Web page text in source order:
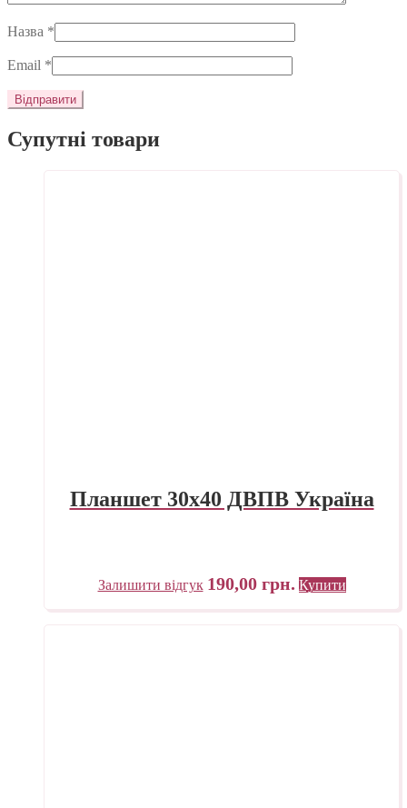
Назва *
Email *
Супутні товари
Планшет 30х40 ДВПВ Україна
Залишити відгук 190,00 грн. Купити